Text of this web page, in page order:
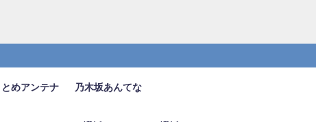
めアンテナ 乃木坂あんてな